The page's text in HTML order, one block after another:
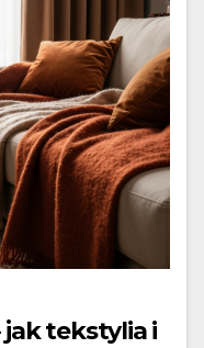
jak tekstylia i